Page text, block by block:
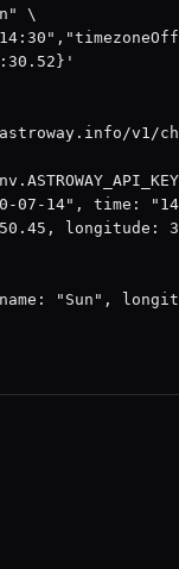
\
v1/
07-14", time:
longitude:
"Sun",